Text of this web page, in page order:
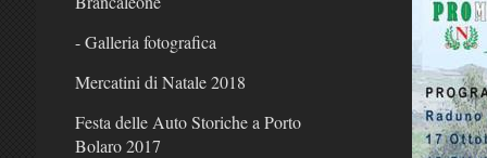
- Galleria fotografica
Mercatini di Natale 2018
Festa delle Auto Storiche a Porto
Bolaro 2017